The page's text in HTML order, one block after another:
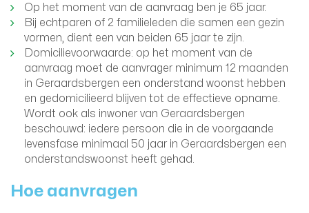
Op het moment van de aanvraag ben je 65 jaar.
Bij echtparen of 2 familieleden die samen een gezin
vormen, dient een van beiden 65 jaar te zijn.
Domicilievoorwaarde: op het moment van de
aanvraag moet de aanvrager minimum 12 maanden
in Geraardsbergen een onderstand woonst hebben
en gedomicilieerd blijven tot de effectieve opname.
Wordt ook als inwoner van Geraardsbergen
beschouwd: iedere persoon die in de voorgaande
levensfase minimaal 50 jaar in Geraardsbergen een
onderstandswoonst heeft gehad.
Hoe aanvragen